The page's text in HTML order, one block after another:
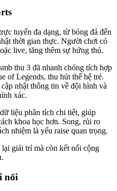
tuyến đa dạng, từ bóng đá đến
thời gian thực. Người chơi có
live, tăng thêm sự hứng thú.
thu 3 đã nhanh chóng tích hợp
of Legends, thu hút thế hệ trẻ.
nhật thông tin về đội hình và
xác.
liệu phân tích chi tiết, giúp
khoa học hơn. Song, rủi ro
nhiệm là yếu raise quan trọng.
giải trí mà còn kết nối cộng
nổi